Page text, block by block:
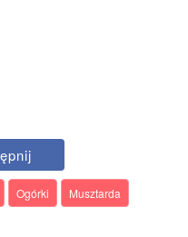
Ogórki Musztarda